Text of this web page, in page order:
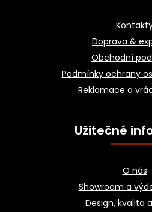
Doprava &
Obchodní
Podmínky ochrany
Reklamace a
Užitečné
O nás
Showroom a
Design, kvalita